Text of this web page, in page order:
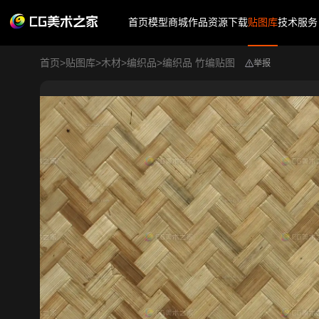
首页模型商城作品资源下载贴图库技术服务
首页>贴图库>木材>编织品>编织品 竹编贴图 举报